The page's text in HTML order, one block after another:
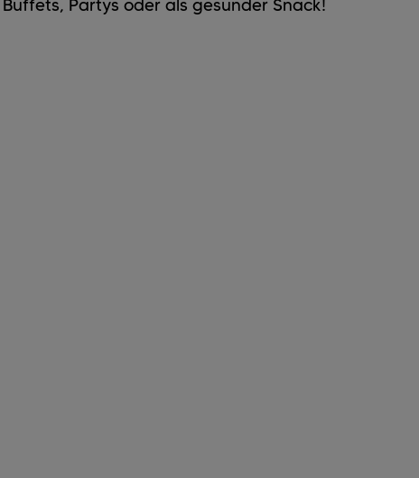
Partys oder als gesunder Snack!